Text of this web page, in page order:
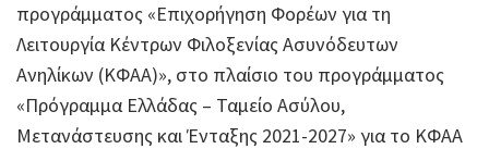
προγράμματος «Επιχορήγηση Φορέων για τη
Λειτουργία Κέντρων Φιλοξενίας Ασυνόδευτων
Ανηλίκων (ΚΦΑΑ)», στο πλαίσιο του προγράμματος
«Πρόγραμμα Ελλάδας – Ταμείο Ασύλου,
Μετανάστευσης και Ένταξης 2021-2027» για το ΚΦΑΑ